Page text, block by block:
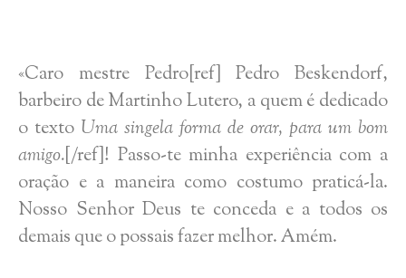
«Caro mestre Pedro[ref] Pedro Beskendorf,
barbeiro de Martinho Lutero, a quem é dedicado
o texto Uma singela forma de orar, para um bom
amigo.[/ref]! Passo-te minha experiência com a
oração e a maneira como costumo praticá-la.
Nosso Senhor Deus te conceda e a todos os
demais que o possais fazer melhor. Amém.